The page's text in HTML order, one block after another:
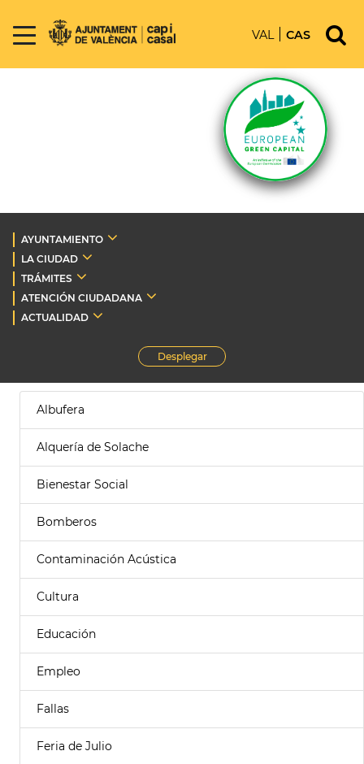
VAL CAS
AYUNTAMIENTO
LA CIUDAD
TRÁMITES
ATENCIÓN CIUDADANA
ACTUALIDAD
Desplegar
Albufera
Alquería de Solache
Bienestar Social
Bomberos
Contaminación Acústica
Cultura
Educación
Empleo
Fallas
Feria de Julio